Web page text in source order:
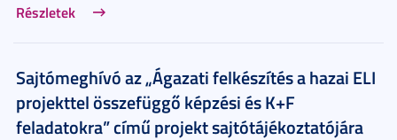
Részletek
Sajtómeghívó az „Ágazati felkészítés a hazai ELI
projekttel összefüggő képzési és K+F
feladatokra” című projekt sajtótájékoztatójára